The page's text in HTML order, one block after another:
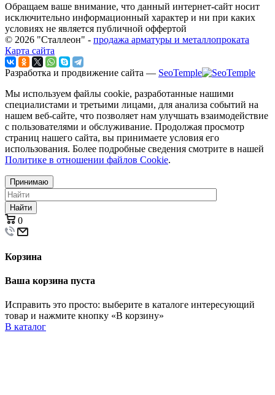
Обращаем ваше внимание, что данный интернет-сайт носит
исключительно информационный характер и ни при каких
условиях не является публичной оффертой
© 2026 "Сталлеон" - продажа арматуры и металлопроката
Карта сайта
Разработка и продвижение сайта — SeoTemple
Мы используем файлы cookie, разработанные нашими
специалистами и третьими лицами, для анализа событий на
нашем веб-сайте, что позволяет нам улучшать взаимодействие
с пользователями и обслуживание. Продолжая просмотр
страниц нашего сайта, вы принимаете условия его
использования. Более подробные сведения смотрите в нашей
Политике в отношении файлов Cookie.
Принимаю
Найти
0
Корзина
Ваша корзина пуста
Исправить это просто: выберите в каталоге интересующий
товар и нажмите кнопку «В корзину»
В каталог